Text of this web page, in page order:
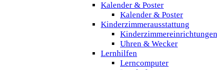
Kalender & Poster
Kalender & Poster
Kinderzimmerausstattung
Kinderzimmereinrichtungen
Uhren & Wecker
Lernhilfen
Lerncomputer